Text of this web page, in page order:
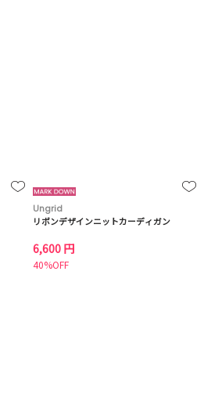
Ungrid
リボンデザインニットカーディガン
6,600 円
40%OFF